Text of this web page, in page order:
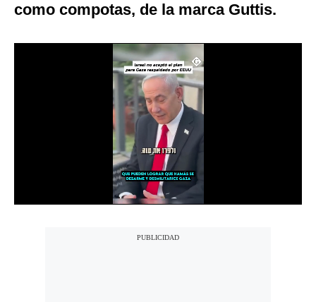
Club del Suscriptor
Fotogalerías
como compotas, de la marca Guttis.